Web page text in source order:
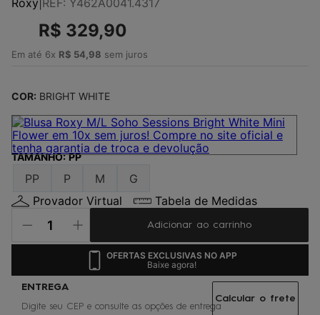
Roxy REF: Y462A0041.4317
R$ 329,90
Em até 6x R$ 54 98 sem juros
COR: BRIGHT WHITE
TAMANHO: PP
PP P M
G
Provador Virtual
Tabela de Medidas
Adicionar ao carrinho
OFERTAS EXCLUSIVAS NO APP
Baixe agora!
Calcular o frete
4º
jaqueta
maio
6 º
gorro
8º
vestido
9º
oculos
10º chinelo